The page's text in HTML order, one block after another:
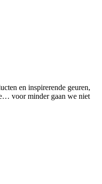
en inspirerende geuren,
voor minder gaan we niet